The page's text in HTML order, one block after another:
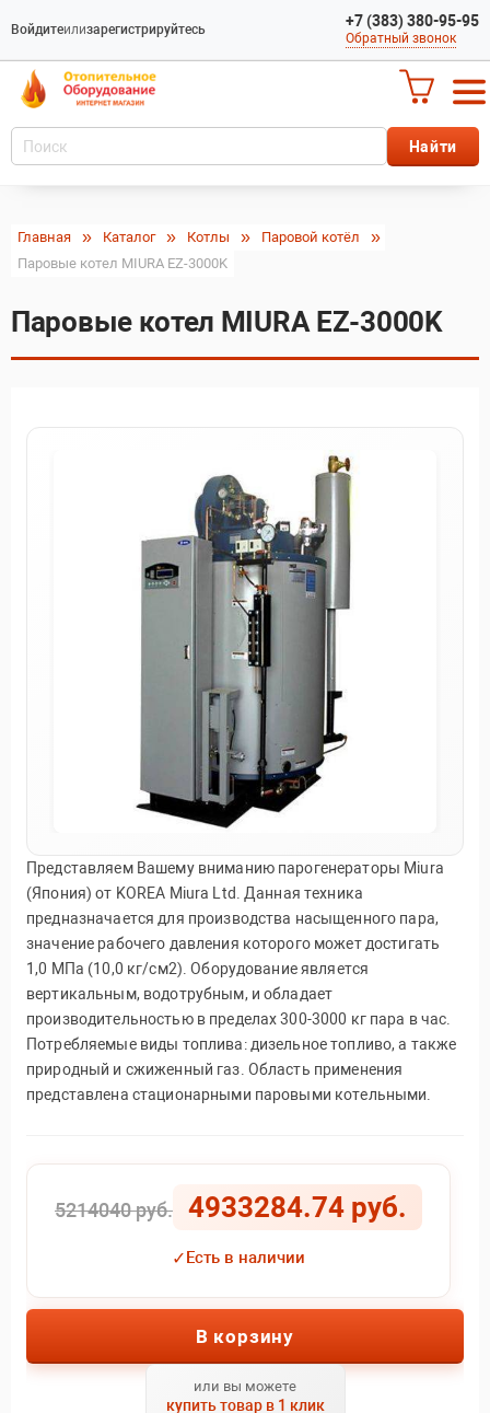
Войдитеилизарегистрируйтесь +7 (383) 380-95-95
Обратный звонок
Главная Каталог Котлы
Паровой котёл
Паровые котел MIURA EZ-3000K
Паровые котел MIURA EZ-3000K
Представляем Вашему вниманию парогенераторы Miura
(Япония) от KOREA Miura Ltd. Данная техника
предназначается для производства насыщенного пара,
значение рабочего давления которого может достигать
1,0 МПа (10,0 кг/см2). Оборудование является
вертикальным, водотрубным, и обладает
производительностью в пределах 300-3000 кг пара в час.
Потребляемые виды топлива: дизельное топливо, а также
природный и сжиженный газ. Область применения
представлена стационарными паровыми котельными.
5214040 руб. 4933284.74 руб.
✓Есть в наличии
В корзину
или вы можете
купить товар в 1 клик